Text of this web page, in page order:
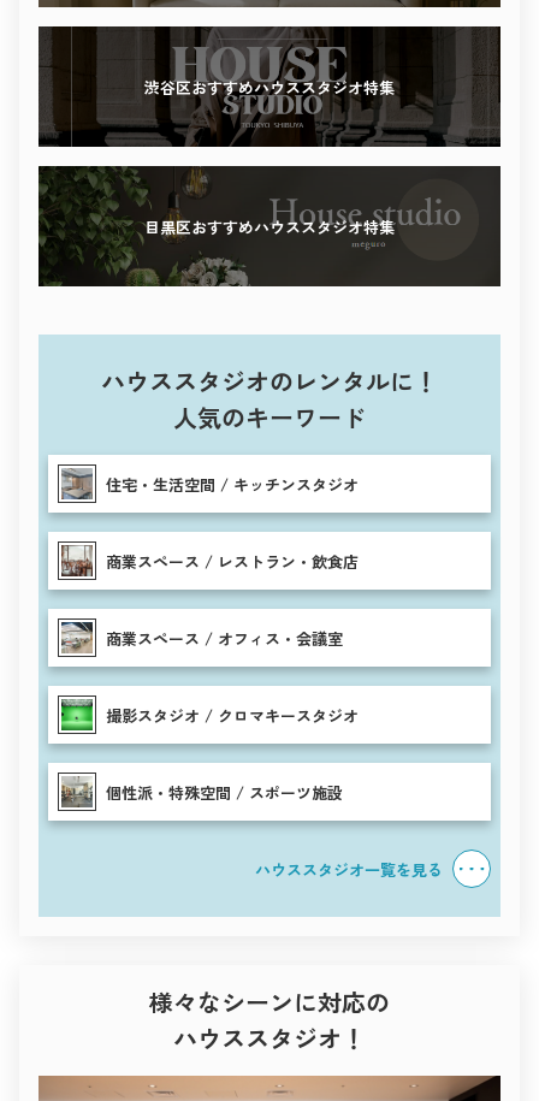
渋谷区おすすめハウススタジオ特集
目黒区おすすめハウススタジオ特集
ハウススタジオのレンタルに！
人気のキーワード
住宅・生活空間 / キッチンスタジオ
商業スペース / レストラン・飲食店
商業スペース / オフィス・会議室
撮影スタジオ / クロマキースタジオ
個性派・特殊空間 / スポーツ施設
ハウススタジオ一覧を見る
様々なシーンに対応の
ハウススタジオ！